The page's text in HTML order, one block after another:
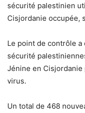
sécurité palestinien
Cisjordanie occupée,
Le point de contrôle
sécurité
Jénine en
virus.
Un total de 468